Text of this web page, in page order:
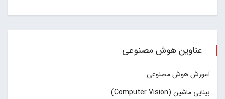
عناوین هوش مصنوعی
آموزش هوش مصنوعی
بینایی ماشین (Computer Vision)